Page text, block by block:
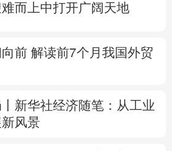
古 黑龙江
而上中打开广阔天地
前 解读前7个月我国外贸
新华社经济随笔：从工业
风景